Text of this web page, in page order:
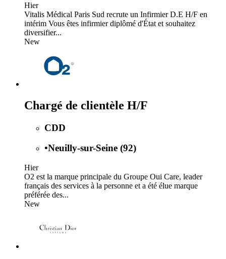
Hier
Vitalis Médical Paris Sud recrute un Infirmier D.E H/F en
intérim Vous êtes infirmier diplômé d'État et souhaitez
diversifier...
New
Chargé de clientèle H/F
CDD
•Neuilly-sur-Seine (92)
Hier
O2 est la marque principale du Groupe Oui Care, leader
français des services à la personne et a été élue marque
préférée des...
New